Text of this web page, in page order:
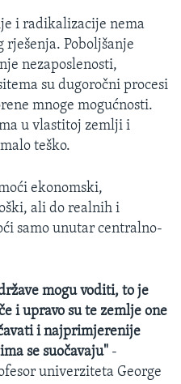
i radikalizacije nema
rješenja. Poboljšanje
nezaposlenosti,
su dugoročni procesi
mnoge mogućnosti.
u vlastitoj zemlji i
teško.
ekonomski,
ali do realnih i
samo unutar centralno-
mogu voditi, to je
i upravo su te zemlje one
i najprimjerenije
se suočavaju" -
univerziteta George